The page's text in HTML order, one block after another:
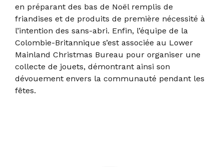
en préparant des bas de Noël remplis de
friandises et de produits de première nécessité à
l’intention des sans-abri. Enfin, l’équipe de la
Colombie-Britannique s’est associée au Lower
Mainland Christmas Bureau pour organiser une
collecte de jouets, démontrant ainsi son
dévouement envers la communauté pendant les
fêtes.